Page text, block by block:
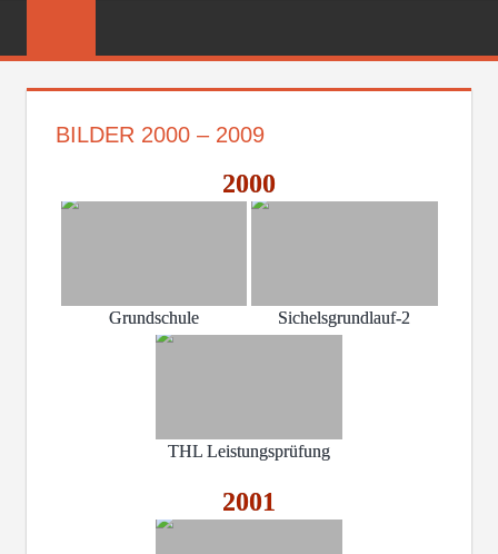
FEUERWEHR
BILDER 2000 – 2009
2000
Grundschule Sichelsgrundlauf-2
THL Leistungsprüfung
2001